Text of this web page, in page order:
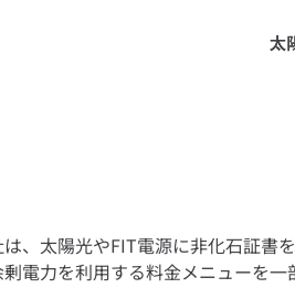
は、太陽光やFIT電源に非化石証書
剰電力を利用する料金メニューを